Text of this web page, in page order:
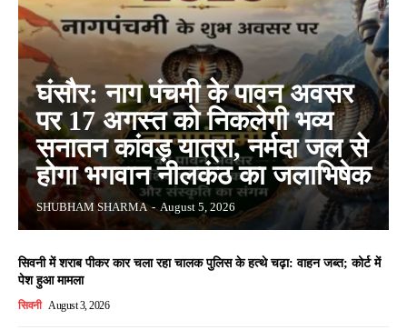
घंसौर: नाग पंचमी के पावन अवसर
पर 17 अगस्त को निकलेगी भव्य
सनातन कांवड़ यात्रा, नर्मदा जल से
होगा भगवान नीलकंठ का जलाभिषेक
SHUBHAM SHARMA - August 5, 2026
सिवनी में शराब पीकर कार चला रहा चालक पुलिस के हत्थे चढ़ा: वाहन जब्त; कोर्ट में
पेश हुआ मामला
सिवनी August 3, 2026